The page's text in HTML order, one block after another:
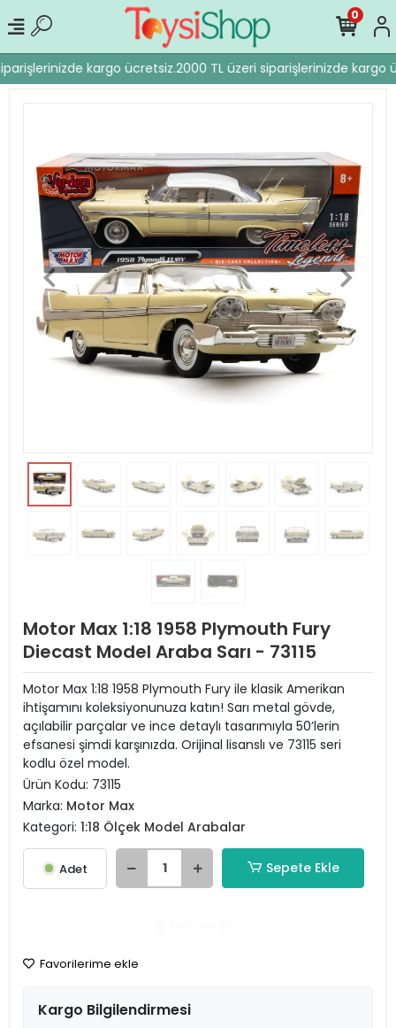
kargo ücretsiz.2000 TL üzeri siparişlerinizde kargo
0
Motor Max 1:18 1958 Plymouth Fury
Diecast Model Araba Sarı - 73115
Motor Max 1:18 1958 Plymouth Fury ile klasik Amerikan
ihtişamını koleksiyonunuza katın! Sarı metal gövde,
açılabilir parçalar ve ince detaylı tasarımıyla 50’lerin
efsanesi şimdi karşınızda. Orijinal lisanslı ve 73115 seri
kodlu özel model.
Ürün Kodu: 73115
Marka: Motor Max
Kategori: 1:18 Ölçek Model Arabalar
Adet Sepete Ekle
Favorilerime ekle
Kargo Bilgilendirmesi